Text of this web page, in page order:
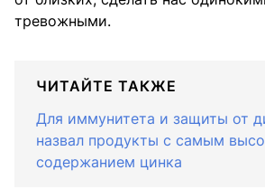
тревожными.
ЧИТАЙТЕ ТАКЖЕ
Для иммунитета и защиты от
назвал продукты с самым
содержанием цинка